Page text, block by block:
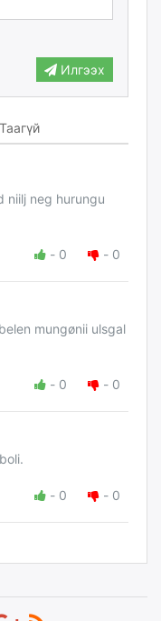
Илгээх
Таагүй
niilj neg hurungu
- 0 - 0
mungønii ulsgal
- 0 - 0
- 0 - 0